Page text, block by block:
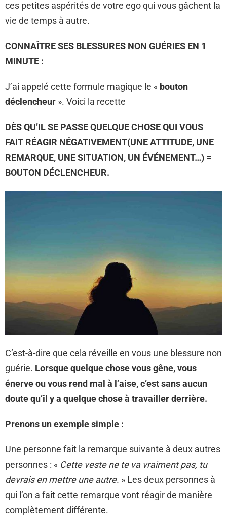
ces petites aspérités de votre ego qui vous gâchent la
vie de temps à autre.
CONNAÎTRE SES BLESSURES NON GUÉRIES EN 1
MINUTE :
J’ai appelé cette formule magique le « bouton
déclencheur ». Voici la recette
DÈS QU’IL SE PASSE QUELQUE CHOSE QUI VOUS
FAIT RÉAGIR NÉGATIVEMENT(UNE ATTITUDE, UNE
REMARQUE, UNE SITUATION, UN ÉVÉNEMENT…) =
BOUTON DÉCLENCHEUR.
C’est-à-dire que cela réveille en vous une blessure non
guérie. Lorsque quelque chose vous gêne, vous
énerve ou vous rend mal à l’aise, c’est sans aucun
doute qu’il y a quelque chose à travailler derrière.
Prenons un exemple simple :
Une personne fait la remarque suivante à deux autres
personnes : « Cette veste ne te va vraiment pas, tu
devrais en mettre une autre. » Les deux personnes à
qui l’on a fait cette remarque vont réagir de manière
complètement différente.